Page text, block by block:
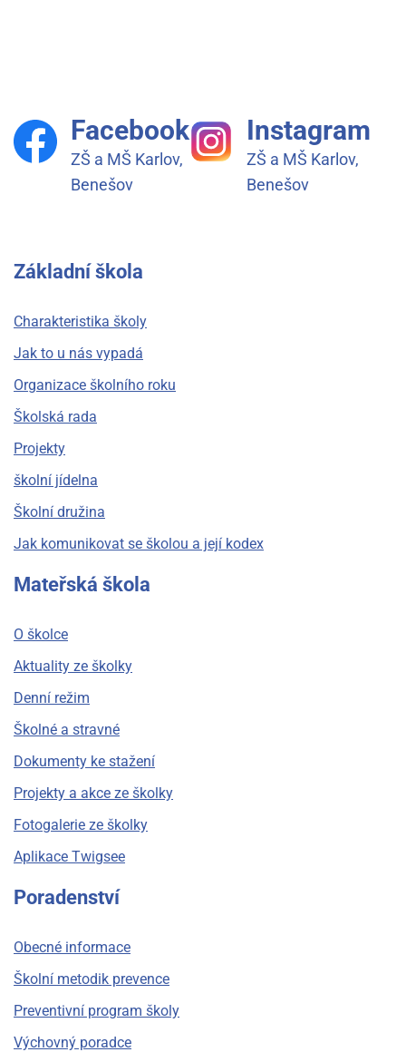
Facebook
ZŠ a MŠ Karlov,
Benešov
Instagram
ZŠ a MŠ Karlov,
Benešov
Základní škola
Charakteristika školy
Jak to u nás vypadá
Organizace školního roku
Školská rada
Projekty
školní jídelna
Školní družina
Jak komunikovat se školou a její kodex
Mateřská škola
O školce
Aktuality ze školky
Denní režim
Školné a stravné
Dokumenty ke stažení
Projekty a akce ze školky
Fotogalerie ze školky
Aplikace Twigsee
Poradenství
Obecné informace
Školní metodik prevence
Preventivní program školy
Výchovný poradce